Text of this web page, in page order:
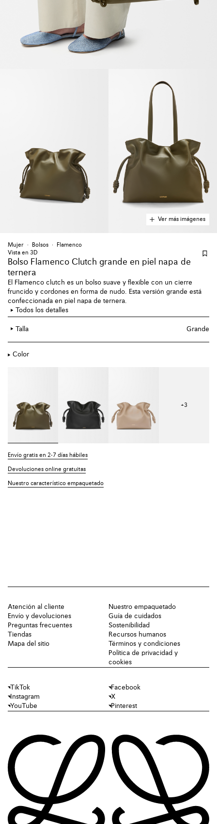
Ver más imágenes
Mujer Bolsos
Flamenco
Vista en 3D
Bolso Flamenco Clutch grande en piel napa de
ternera
El Flamenco clutch es un bolso suave y flexible con un cierre
fruncido y cordones en forma de nudo. Esta versión grande está
confeccionada en piel napa de ternera.
Todos los detalles
Talla Grande
Color
+3
Envío gratis en 2-7 días hábiles
Devoluciones online gratuitas
Nuestro característico empaquetado
Atención al cliente
Envío y devoluciones
Preguntas frecuentes
Tiendas
Mapa del sitio
Nuestro empaquetado
Guía de cuidados
Sostenibilidad
Recursos humanos
Términos y condiciones
Política de privacidad y
cookies
TikTok
Facebook
Instagram
X
YouTube
Pinterest